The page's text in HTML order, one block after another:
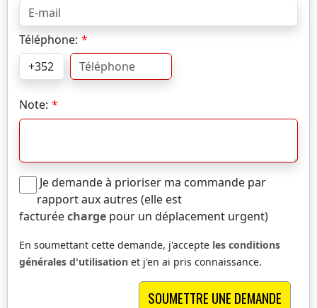
Téléphone:
Note:
Je demande à prioriser ma commande par
rapport aux autres (elle est
facturéecharge pour un déplacement urgent)
En soumettant cette demande, j'accepte les conditions
générales d'utilisation et j'en ai pris connaissance.